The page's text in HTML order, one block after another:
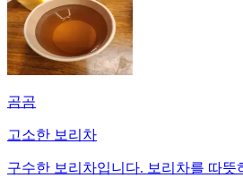
곰곰
고소한 보리차
구수한 보리차입니다. 보리차를 따뜻